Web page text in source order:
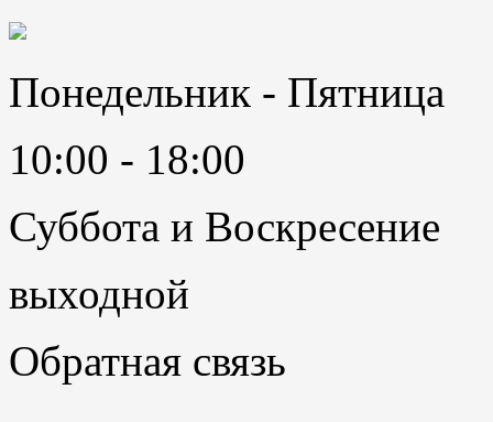
Понедельник - Пятница
10:00 - 18:00
Суббота и Воскресение
выходной
Обратная связь